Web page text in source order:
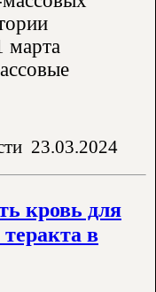
марта
23.03.2024
кровь для
в